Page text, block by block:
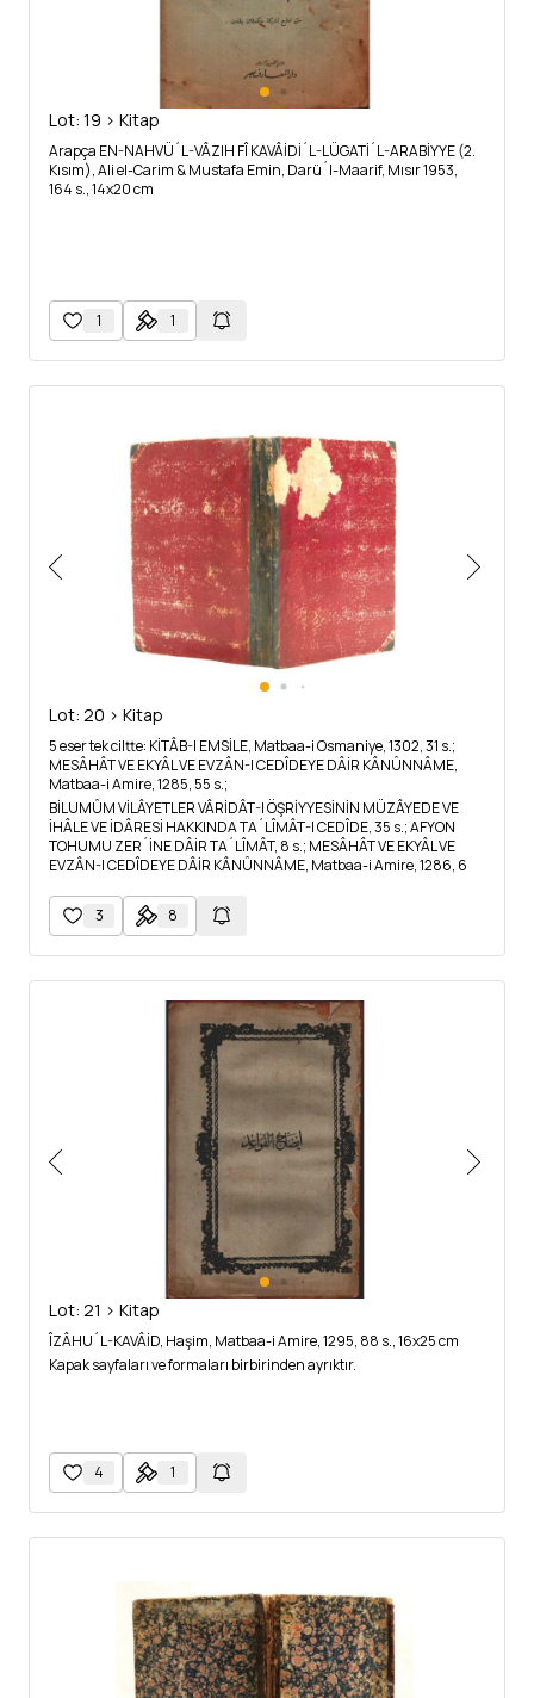
Lot: 19 > Kitap
Arapça EN-NAHVÜ´L-VÂZIH FÎ KAVÂİDİ´L-LÜGATİ´L-ARABİYYE (2.
Kısım), Ali el-Carim & Mustafa Emin, Darü´l-Maarif, Mısır 1953,
164 s., 14x20 cm
1 1
Lot: 20 > Kitap
5 eser tek ciltte: KİTÂB-I EMSİLE, Matbaa-i Osmaniye, 1302, 31 s.;
MESÂHÂT VE EKYÂL VE EVZÂN-I CEDÎDEYE DÂİR KÂNÛNNÂME,
Matbaa-i Amire, 1285, 55 s.;
BİLUMÛM VİLÂYETLER VÂRİDÂT-I ÖŞRİYYESİNİN MÜZÂYEDE VE
İHÂLE VE İDÂRESİ HAKKINDA TA´LÎMÂT-I CEDÎDE, 35 s.; AFYON
TOHUMU ZER´İNE DÂİR TA´LÎMÂT, 8 s.; MESÂHÂT VE EKYÂL VE
EVZÂN-I CEDÎDEYE DÂİR KÂNÛNNÂME, Matbaa-i Amire, 1286, 6
3
8
Lot: 21 > Kitap
ÎZÂHU´L-KAVÂİD, Haşim, Matbaa-i Amire, 1295, 88 s., 16x25 cm
Kapak sayfaları ve formaları birbirinden ayrıktır.
4 1